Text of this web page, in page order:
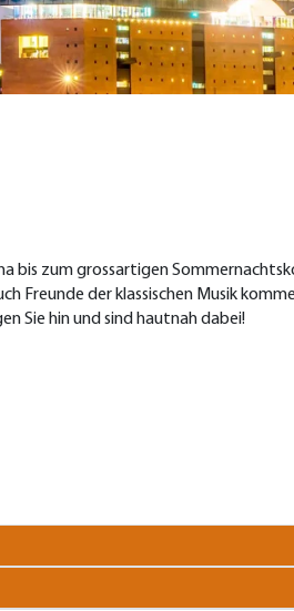
bis zum grossartigen
Freunde der klassischen Musik
Sie hin und sind hautnah dabei!